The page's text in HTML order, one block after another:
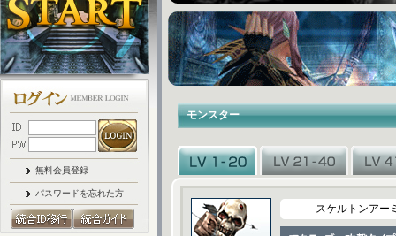
無料会員登録
パスワードを忘れた方
モンスター
スケルトンアー